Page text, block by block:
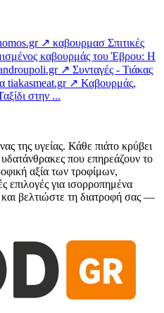
↗ καβουρμασ Σπιτικές
καβουρμάς του Έβρου: Η
↗ Συνταγές - Τιάκας
tiakasmeat.gr ↗ Καβουρμάς,
στην ...
της υγείας. Κάθε πιάτο κρύβει
που επηρεάζουν το
αξία των τροφίμων,
επιλογές για ισορροπημένα
βελτιώστε τη διατροφή σας —